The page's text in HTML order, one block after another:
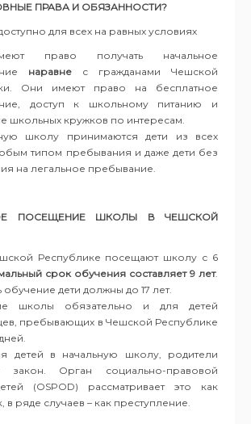
ПРАВА И ОБЯЗАННОСТИ?
для всех на равных условиях
право получать начальное
наравне с гражданами Чешской
Они имеют право на бесплатное
доступ к школьному питанию и
школьных кружков по интересам.
школу принимаются дети из всех
типом пребывания и даже дети без
на легальное пребывание.
ПОСЕЩЕНИЕ ШКОЛЫ В ЧЕШСКОЙ
Республике посещают школу с 6
срок обучения составляет 9 лет.
обучение дети должны до 17 лет.
школы обязательно и для детей
пребывающих в Чешской Республике
детей в начальную школу, родители
закон. Орган социально-правовой
(OSPOD) рассматривает это как
в ряде случаев – как преступление.